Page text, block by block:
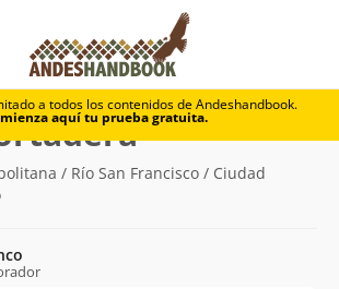
a todos los contenidos de Andeshandbook.
aquí tu prueba gratuita.
Cerro Cortadera
(3.324m)
/ Río San Francisco / Ciudad